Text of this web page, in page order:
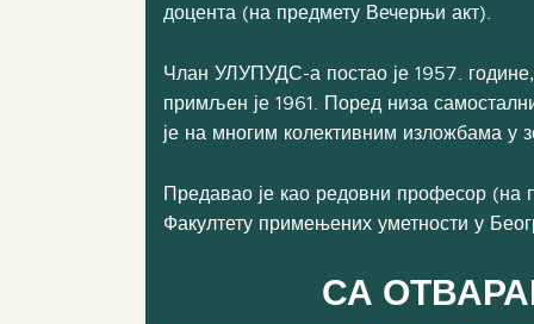
доцента (на предмету Вечерњи акт).
Члан УЛУПУДС-а постао је 1957.
примљен је 1961. Поред низа
је на многим колективним изложбама у
Предавао је као редовни професор (на
Факултету примењених уметности у
СА